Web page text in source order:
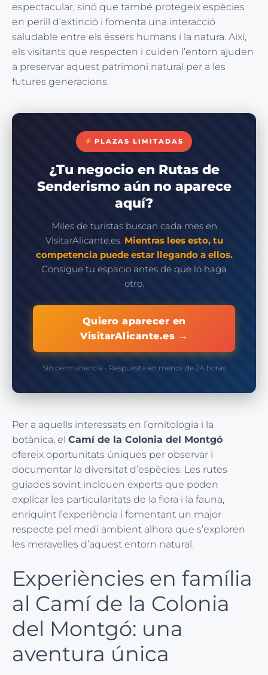
espectacular, sinó que també protegeix espècies
en perill d’extinció i fomenta una interacció
saludable entre els éssers humans i la natura. Així,
els visitants que respecten i cuiden l’entorn ajuden
a preservar aquest patrimoni natural per a les
futures generacions.
PLAZAS LIMITADAS
¿Tu negocio en Rutas de
Senderismo aún no aparece
aquí?
Miles de turistas buscan cada mes en
VisitarAlicante.es. Mientras lees esto, tu
competencia puede estar llegando a ellos.
Consigue tu espacio antes de que lo haga
otro.
Quiero aparecer en
VisitarAlicante.es →
Sin permanencia · Respuesta en menos de 24 horas
Per a aquells interessats en l’ornitologia i la
botànica, el Camí de la Colonia del Montgó
ofereix oportunitats úniques per observar i
documentar la diversitat d’espècies. Les rutes
guiades sovint inclouen experts que poden
explicar les particularitats de la flora i la fauna,
enriquint l’experiència i fomentant un major
respecte pel medi ambient alhora que s’exploren
les meravelles d’aquest entorn natural.
Experiències en família
al Camí de la Colonia
del Montgó: una
aventura única